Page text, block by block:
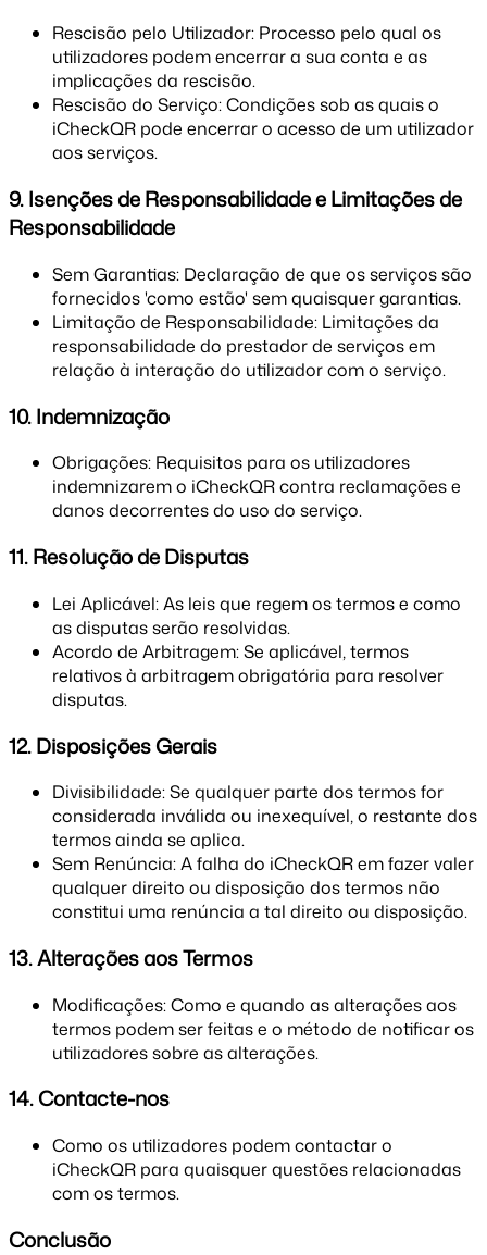
Rescisão pelo Utilizador: Processo pelo qual os
utilizadores podem encerrar a sua conta e as
implicações da rescisão.
Rescisão do Serviço: Condições sob as quais o
iCheckQR pode encerrar o acesso de um utilizador
aos serviços.
9. Isenções de Responsabilidade e Limitações de
Responsabilidade
Sem Garantias: Declaração de que os serviços são
fornecidos 'como estão' sem quaisquer garantias.
Limitação de Responsabilidade: Limitações da
responsabilidade do prestador de serviços em
relação à interação do utilizador com o serviço.
10. Indemnização
Obrigações: Requisitos para os utilizadores
indemnizarem o iCheckQR contra reclamações e
danos decorrentes do uso do serviço.
11. Resolução de Disputas
Lei Aplicável: As leis que regem os termos e como
as disputas serão resolvidas.
Acordo de Arbitragem: Se aplicável, termos
relativos à arbitragem obrigatória para resolver
disputas.
12. Disposições Gerais
Divisibilidade: Se qualquer parte dos termos for
considerada inválida ou inexequível, o restante dos
termos ainda se aplica.
Sem Renúncia: A falha do iCheckQR em fazer valer
qualquer direito ou disposição dos termos não
constitui uma renúncia a tal direito ou disposição.
13. Alterações aos Termos
Modificações: Como e quando as alterações aos
termos podem ser feitas e o método de notificar os
utilizadores sobre as alterações.
14. Contacte-nos
Como os utilizadores podem contactar o
iCheckQR para quaisquer questões relacionadas
com os termos.
Conclusão